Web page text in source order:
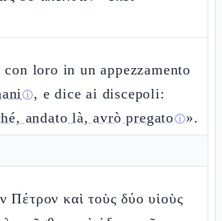
loro in un appezzamento
ⓘ, e dice ai discepoli:
andato là, avrò pregatoⓘ».
Πέτρον καὶ τοὺς δύο υἱοὺς